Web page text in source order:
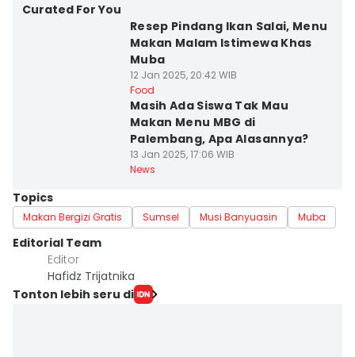
Curated For You
Resep Pindang Ikan Salai, Menu
Makan Malam Istimewa Khas
Muba
12 Jan 2025, 20:42 WIB
Food
Masih Ada Siswa Tak Mau
Makan Menu MBG di
Palembang, Apa Alasannya?
13 Jan 2025, 17:06 WIB
News
Topics
Makan Bergizi Gratis Sumsel Musi Banyuasin Muba
Editorial Team
Editor
Hafidz Trijatnika
Tonton lebih seru di